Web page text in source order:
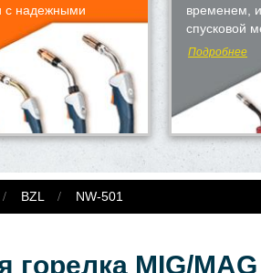
с надежными
временем,
спусковой
Подробнее
BZL NW-501
горелка MIG/MAG